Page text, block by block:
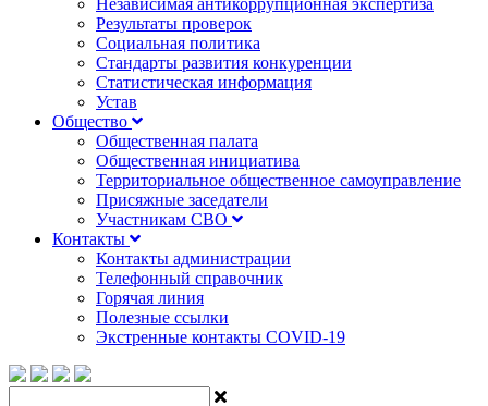
Независимая антикоррупционная экспертиза
Результаты проверок
Социальная политика
Стандарты развития конкуренции
Статистическая информация
Устав
Общество
Общественная палата
Общественная инициатива
Территориальное общественное самоуправление
Присяжные заседатели
Участникам СВО
Контакты
Контакты администрации
Телефонный справочник
Горячая линия
Полезные ссылки
Экстренные контакты COVID-19